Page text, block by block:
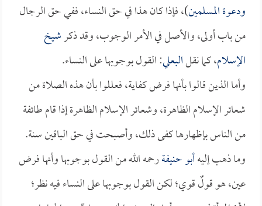
ودعوة المسلمين)، فإذا كان هذا في حق النساء، ففي حق الرجال
من باب أولى، والأصل في الأمر الوجوب، وقد ذكرشيخ
الإسلام، كما نقلالبعلي: القول بوجوبها على النساء.
وأما الذين قالوا بأنها فرض كفاية، فعللوا بأن هذه الصلاة من
شعائر الإسلام الظاهرة، وشعائر الإسلام الظاهرة إذا قام طائفة
من الناس بإظهارها كفى ذلك، وأصبحت في حق الباقين سنة.
وما ذهب إليهأبو حنيفةرحمه الله من القول بوجوبها وأنها فرض
عين، هو قولٌ قوي؛ لكن القول بوجوبها على النساء فيه نظر؛